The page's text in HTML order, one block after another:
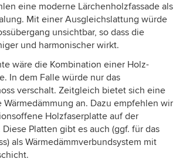
eine moderne Lärchenholzfassade als
Mit einer Ausgleichslattung würde
unsichtbar, so dass die
und harmonischer wirkt.
wäre die Kombination einer Holz-
In dem Falle würde nur das
verschalt. Zeitgleich bietet sich eine
Wärmedämmung an. Dazu empfehlen wir
Holzfaserplatte auf der
Diese Platten gibt es auch (ggf. für das
als Wärmedämmverbundsystem mit